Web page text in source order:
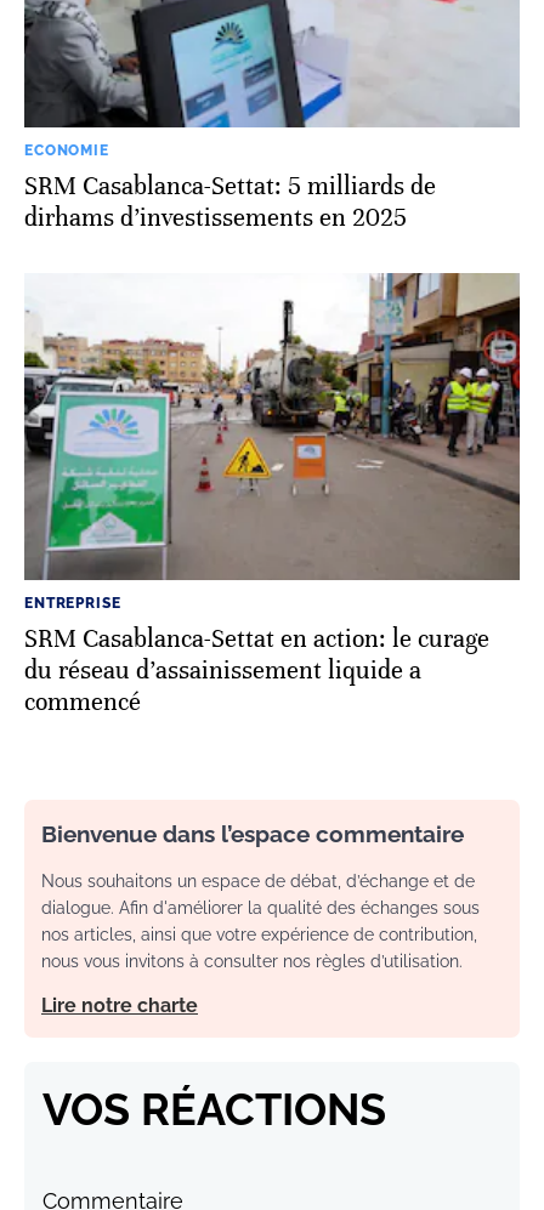
ECONOMIE
SRM Casablanca-Settat: 5 milliards de
dirhams d’investissements en 2025
ENTREPRISE
SRM Casablanca-Settat en action: le curage
du réseau d’assainissement liquide a
commencé
Bienvenue dans l’espace commentaire
Nous souhaitons un espace de débat, d’échange et de
dialogue. Afin d'améliorer la qualité des échanges sous
nos articles, ainsi que votre expérience de contribution,
nous vous invitons à consulter nos règles d’utilisation.
Lire notre charte
VOS RÉACTIONS
Commentaire